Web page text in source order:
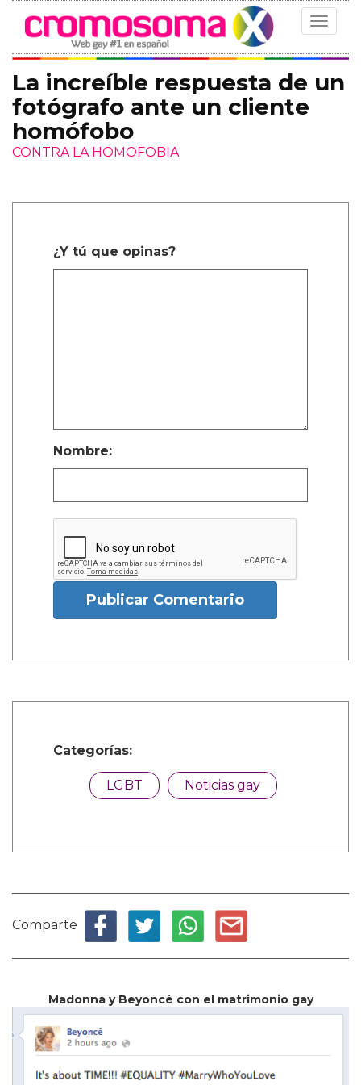
Toggle
La increíble respuesta de un
fotógrafo ante un cliente
homófobo
CONTRA LA HOMOFOBIA
¿Y tú que opinas?
Nombre:
Publicar Comentario
Categorías:
LGBT Noticias gay
Comparte
Madonna y Beyoncé con el matrimonio gay